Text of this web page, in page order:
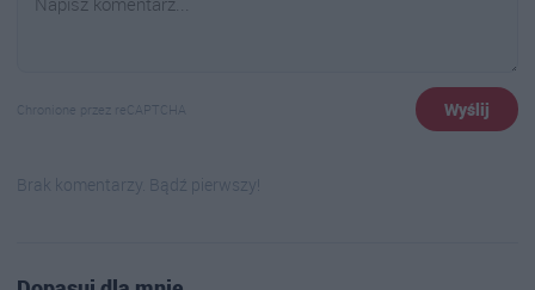
Chronione przez reCAPTCHA Wyślij
Brak komentarzy. Bądź pierwszy!